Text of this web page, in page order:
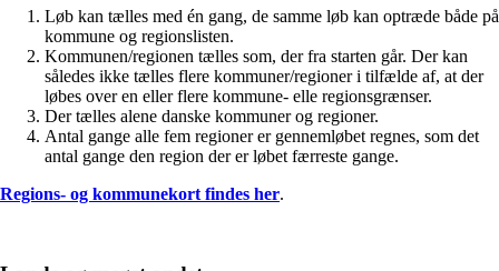
Løb kan tælles med én gang, de samme løb kan optræde både på
kommune og regionslisten.
Kommunen/regionen tælles som, der fra starten går. Der kan
således ikke tælles flere kommuner/regioner i tilfælde af, at der
løbes over en eller flere kommune- elle regionsgrænser.
Der tælles alene danske kommuner og regioner.
Antal gange alle fem regioner er gennemløbet regnes, som det
antal gange den region der er løbet færreste gange.
Regions- og kommunekort findes her.